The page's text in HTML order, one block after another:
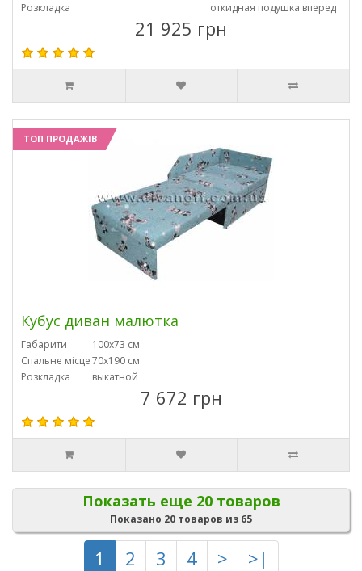
Розкладка
откидная подушка вперед
21 925 грн
ТОП ПРОДАЖІВ
Кубус диван малютка
Габарити
100х73 см
Спальне місце70х190 см
Розкладка
выкатной
7 672 грн
Показать еще 20 товаров
Показано 20 товаров из 65
1 2 3 4 > >|